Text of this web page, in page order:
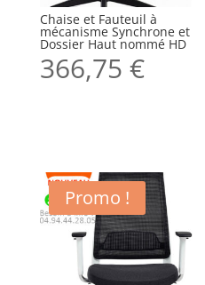
Chaise et Fauteuil à
mécanisme Synchrone et
Dossier Haut nommé HD
366,75 €
Promo !